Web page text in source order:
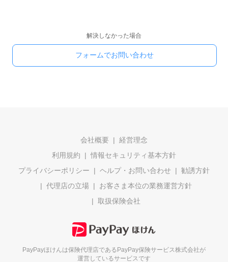
解決しなかった場合
フォームでお問い合わせ
会社概要
経営理念
利用規約
情報セキュリティ基本方針
プライバシーポリシー
ヘルプ・お問い合わせ
勧誘方針
代理店の立場
お客さま本位の業務運営方針
取扱保険会社
PayPayほけんは保険代理店である PayPay保険サービス株式会社が
運営しているサービスです